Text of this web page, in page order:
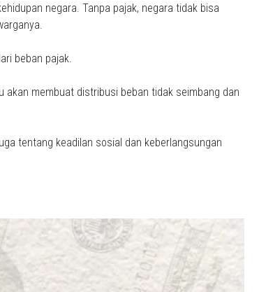
negara. Tanpa pajak, negara tidak bisa
beban pajak.
akan membuat distribusi beban tidak seimbang dan
tentang keadilan sosial dan keberlangsungan